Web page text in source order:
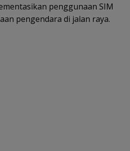
penggunaan SIM
pengendara di jalan raya.